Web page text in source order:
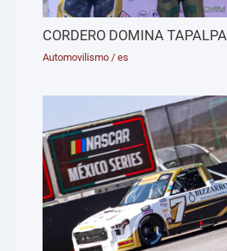
CORDERO DOMINA TAPALPA
Automovilismo /es